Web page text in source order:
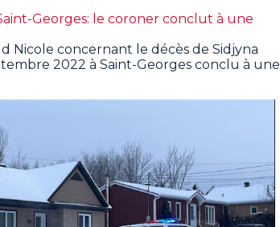
Georges: le coroner conclut à une
Nicole concernant le décès de Sidjyna
2022 à Saint-Georges conclu à une